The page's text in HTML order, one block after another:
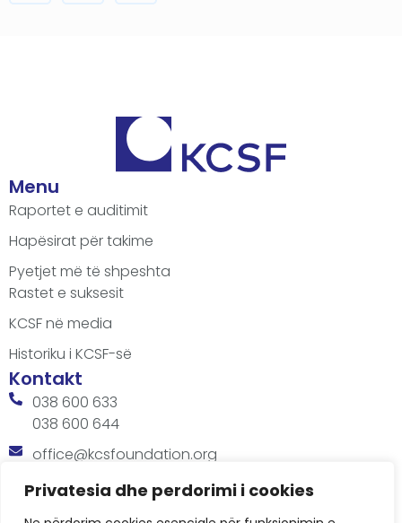
Privatesia dhe perdorimi i cookies
Menu
Raportet e auditimit
Hapësirat për takime
Pyetjet më të shpeshta
Rastet e suksesit
KCSF në media
Historiku i KCSF-së
Kontakt
038 600 633
038 600 644
office@kcsfoundation.org
Besa Imami, Lam A, H1, Kat.12, nr. 65-1, Lakrishtë,